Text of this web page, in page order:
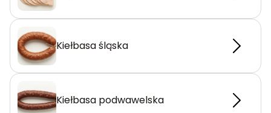
Kiełbasa śląska
Kiełbasa podwawelska